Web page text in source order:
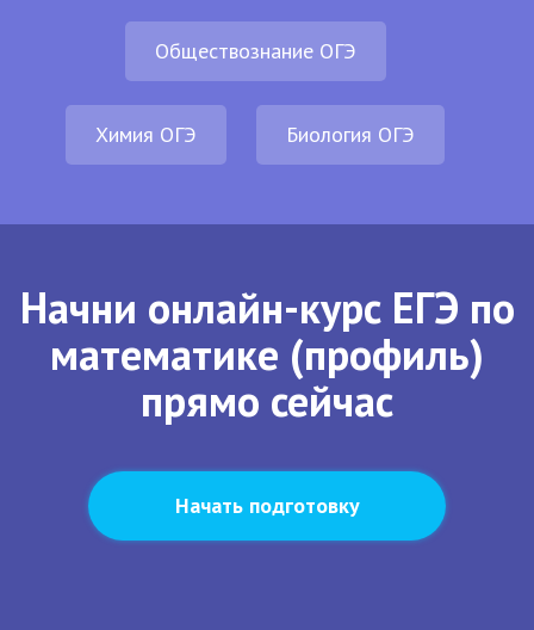
Обществознание ОГЭ
Химия ОГЭ Биология ОГЭ
Начни онлайн-курс ЕГЭ по
математике (профиль)
прямо сейчас
Начать подготовку